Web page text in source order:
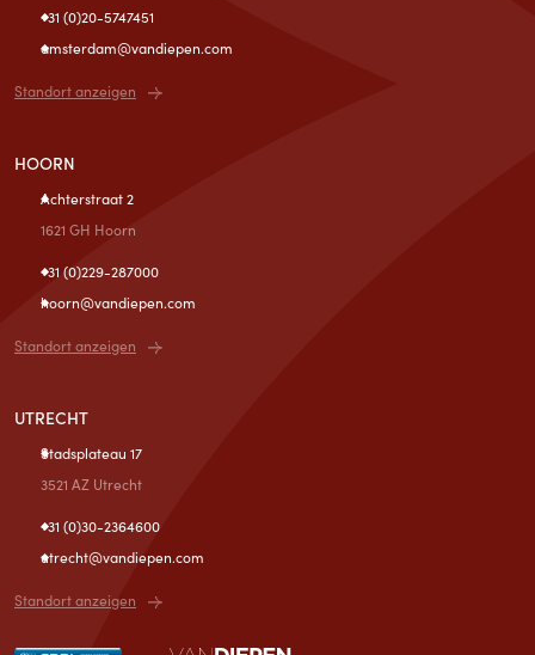
+31 (0)20-5747451
amsterdam@vandiepen.com
Standort anzeigen
HOORN
Achterstraat 2
1621 GH Hoorn
+31 (0)229-287000
hoorn@vandiepen.com
Standort anzeigen
UTRECHT
Stadsplateau 17
3521 AZ Utrecht
+31 (0)30-2364600
utrecht@vandiepen.com
Standort anzeigen